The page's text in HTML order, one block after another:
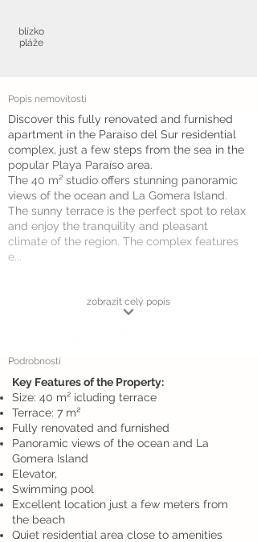
blízko
pláže
Popis nemovitosti
Discover this fully renovated and furnished
apartment in the Paraíso del Sur residential
complex, just a few steps from the sea in the
popular Playa Paraíso area.
The 40 m² studio offers stunning panoramic
views of the ocean and La Gomera Island.
The sunny terrace is the perfect spot to relax
and enjoy the tranquility and pleasant
climate of the region. The complex features
e...
zobrazit celý popis
Podrobnosti
Key Features of the Property:
Size: 40 m² icluding terrace
Terrace: 7 m²
Fully renovated and furnished
Panoramic views of the ocean and La
Gomera Island
Elevator,
Swimming pool
Excellent location just a few meters from
the beach
Quiet residential area close to amenities